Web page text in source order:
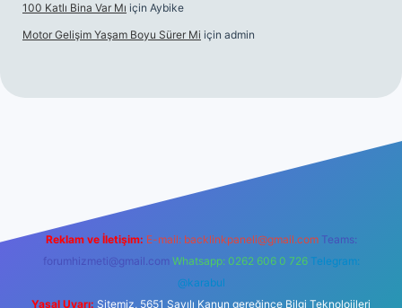
100 Katlı Bina Var Mı için Aybike
Motor Gelişim Yaşam Boyu Sürer Mi için admin
Reklam ve İletişim: E-mail: backlinkpaneli@gmail.com Teams:
forumhizmeti@gmail.com Whatsapp: 0262 606 0 726 Telegram:
@karabul
Yasal Uyarı: Sitemiz, 5651 Sayılı Kanun gereğince Bilgi Teknolojileri